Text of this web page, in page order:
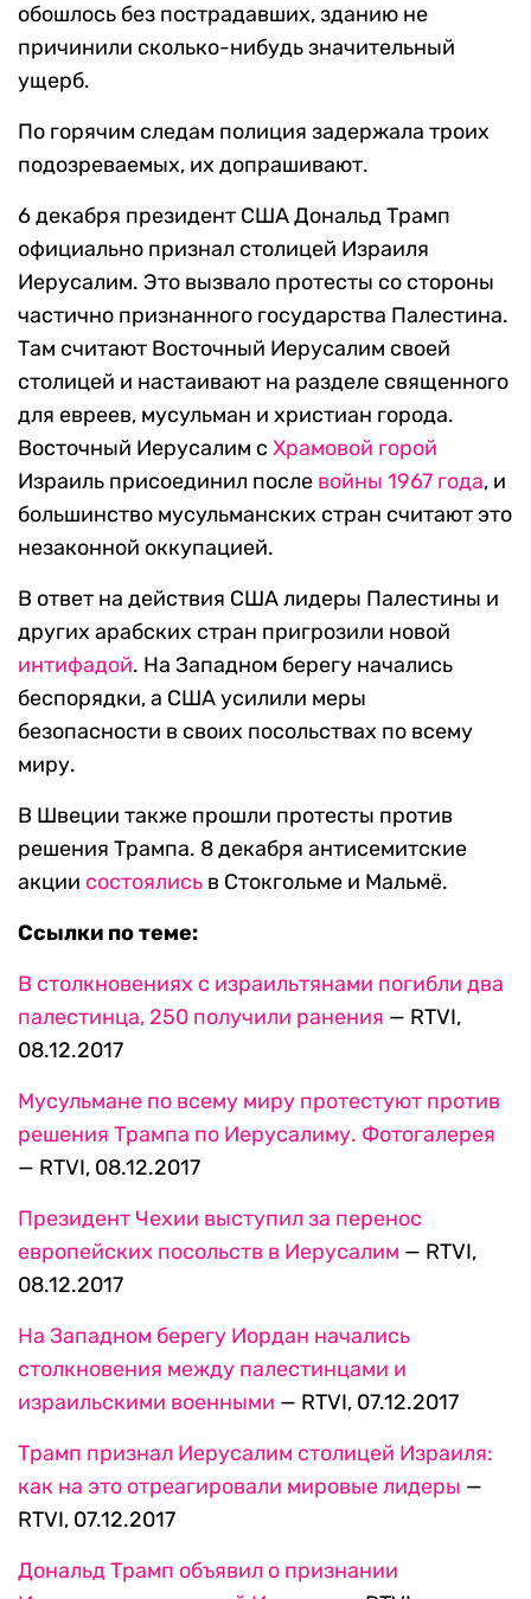
обошлось без пострадавших, зданию не
причинили сколько-нибудь значительный
ущерб.
По горячим следам полиция задержала троих
подозреваемых, их допрашивают.
6 декабря президент США Дональд Трамп
официально признал столицей Израиля
Иерусалим. Это вызвало протесты со стороны
частично признанного государства Палестина.
Там считают Восточный Иерусалим своей
столицей и настаивают на разделе священного
для евреев, мусульман и христиан города.
Восточный Иерусалим с Храмовой горой
Израиль присоединил после войны 1967 года, и
большинство мусульманских стран считают это
незаконной оккупацией.
В ответ на действия США лидеры Палестины и
других арабских стран пригрозили новой
интифадой. На Западном берегу начались
беспорядки, а США усилили меры
безопасности в своих посольствах по всему
миру.
В Швеции также прошли протесты против
решения Трампа. 8 декабря антисемитские
акции состоялись в Стокгольме и Мальмё.
Ссылки по теме:
В столкновениях с израильтянами погибли два
палестинца, 250 получили ранения — RTVI,
08.12.2017
Мусульмане по всему миру протестуют против
решения Трампа по Иерусалиму. Фотогалерея
— RTVI, 08.12.2017
Президент Чехии выступил за перенос
европейских посольств в Иерусалим — RTVI,
08.12.2017
На Западном берегу Иордан начались
столкновения между палестинцами и
израильскими военными — RTVI, 07.12.2017
Трамп признал Иерусалим столицей Израиля:
как на это отреагировали мировые лидеры —
RTVI, 07.12.2017
Дональд Трамп объявил о признании